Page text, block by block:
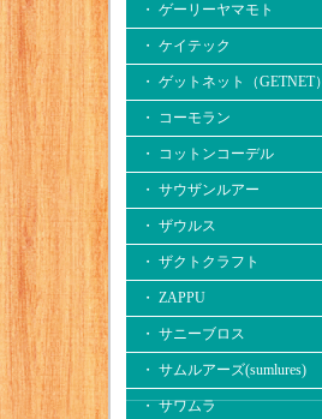
・ ゲーリーヤマモト
・ ケイテック
・ ゲットネット（GETNET）
・ コーモラン
・ コットンコーデル
・ サウザンルアー
・ ザウルス
・ ザクトクラフト
・ ZAPPU
・ サニーブロス
・ サムルアーズ(sumlures)
・ サワムラ